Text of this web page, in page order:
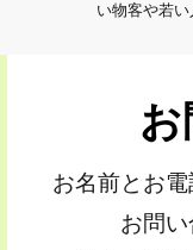
い物客や若い
お
お名前とお電
お問い